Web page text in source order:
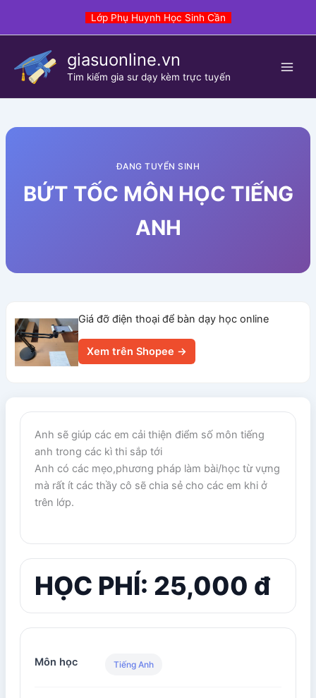
Lớp Phụ Huynh Học Sinh Cần
giasuonline.vn
Tim kiếm gia sư dạy kèm trực tuyến
ĐANG TUYỂN SINH
BỨT TỐC MÔN HỌC TIẾNG
ANH
Giá đỡ điện thoại để bàn dạy học online
Xem trên Shopee →
Anh sẽ giúp các em cải thiện điểm số môn tiếng
anh trong các kì thi sắp tới
Anh có các mẹo,phương pháp làm bài/học từ vựng
mà rất ít các thầy cô sẽ chia sẻ cho các em khi ở
trên lớp.
HỌC PHÍ: 25,000 đ
Môn học Tiếng Anh